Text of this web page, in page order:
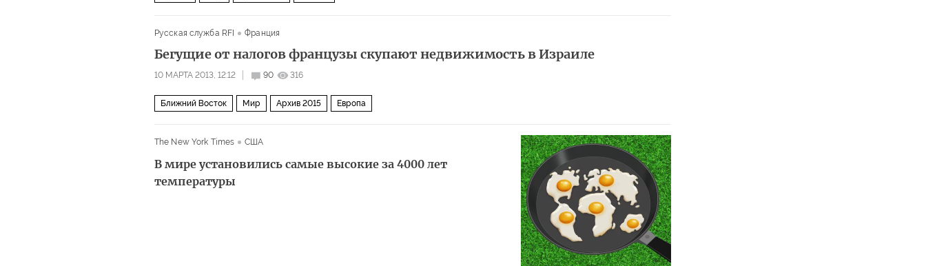
Русская служба RFI Франция
Бегущие от налогов французы скупают недвижимость в Израиле
10 МАРТА 2013, 12:12 90 316
Ближний Восток Мир Архив 2015 Европа
The New York Times США
В мире установились самые высокие за 4000 лет
температуры